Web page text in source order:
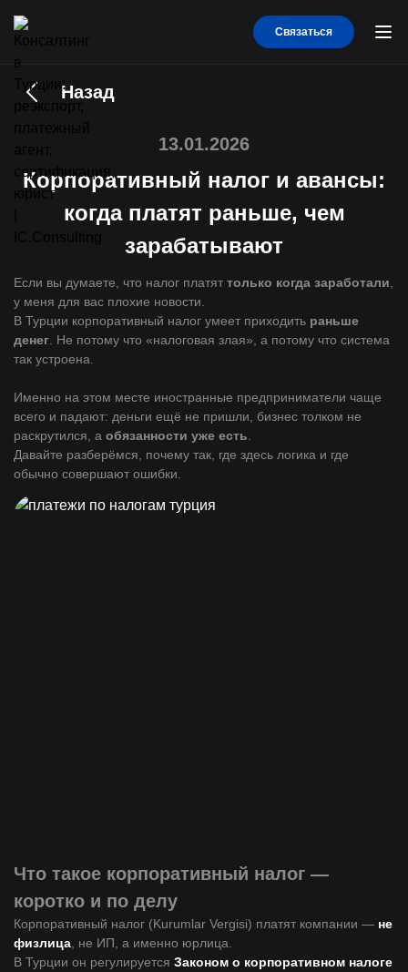
Связаться
Назад
13.01.2026
Корпоративный налог и авансы:
когда платят раньше, чем
зарабатывают
Если вы думаете, что налог платят только когда заработали
у меня для вас плохие новости.
В Турции корпоративный налог умеет приходить раньше
денег . Не потому что «налоговая злая», а потому что система
так устроена.
Именно на этом месте иностранные предприниматели чаще
всего и падают: деньги ещё не пришли, бизнес толком не
раскрутился, а обязанности уже есть
Давайте разберёмся, почему так, где здесь логика и где
обычно совершают ошибки.
Что такое корпоративный налог —
коротко и по делу
Корпоративный налог (Kurumlar Vergisi) платят компании — не
физлица , не ИП, а именно юрлица.
В Турции он регулируется Законом о корпоративном налоге